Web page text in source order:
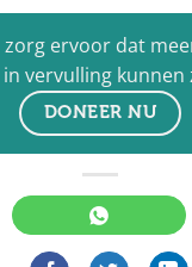
zorg ervoor dat
vervulling kunnen
DONEER NU